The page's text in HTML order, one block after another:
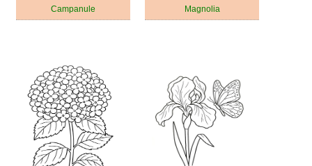
Campanule Magnolia